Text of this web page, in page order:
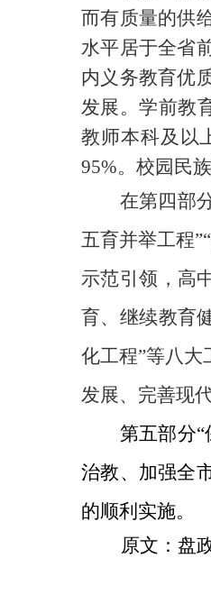
而有质量的供
水平居于全省
内义务教育优
发展。学前教
教师本科及以
95%。校园民
在第四部
五育并举工程
示范引领，高
育、继续教育
化工程”等八
发展、 完善现
第五部分
治教、加强全
的顺利实施。
原文： 盘